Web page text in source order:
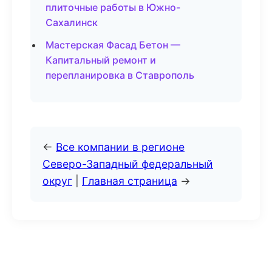
плиточные работы в Южно-
Сахалинск
Мастерская Фасад Бетон —
Капитальный ремонт и
перепланировка в Ставрополь
← Все компании в регионе
Северо-Западный федеральный
округ
Главная страница →